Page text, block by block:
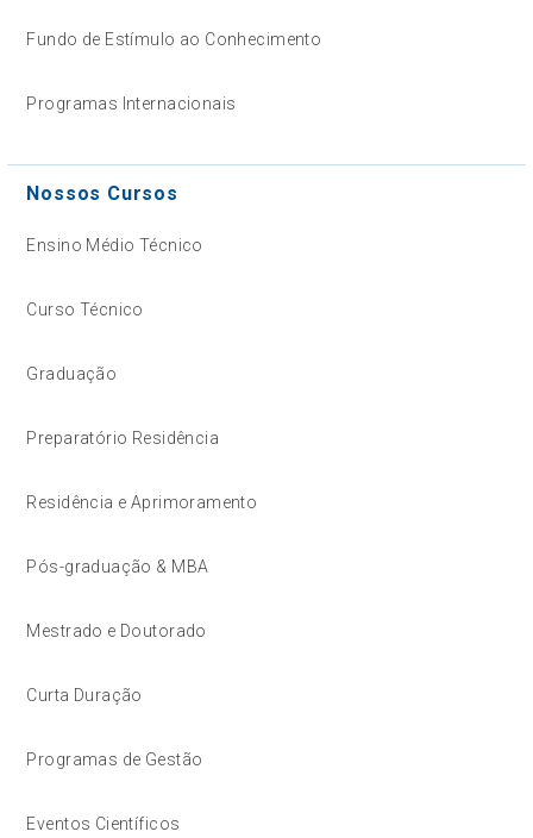
Fundo de Estímulo ao Conhecimento
Programas Internacionais
Nossos Cursos
Ensino Médio Técnico
Curso Técnico
Graduação
Preparatório Residência
Residência e Aprimoramento
Pós-graduação & MBA
Mestrado e Doutorado
Curta Duração
Programas de Gestão
Eventos Científicos